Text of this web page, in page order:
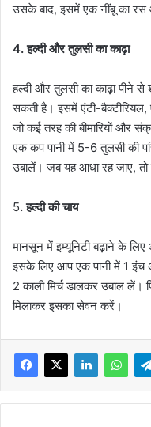
उसके बाद, इसमें एक नींबू का रस
4. हल्दी और तुलसी का काढ़ा
हल्दी और तुलसी का काढ़ा पीने से
सकती है। इसमें एंटी-
जो कई तरह की बीमारियों और
एक कप पानी में 5-6 तुलसी की
उबालें। जब यह आधा रह जाए,
5. हल्दी की चाय
मानसून में इम्यूनिटी बढ़ाने के
इसके लिए आप एक पानी में 1 इंच
2 काली मिर्च डालकर उबाल
मिलाकर इसका सेवन करें।